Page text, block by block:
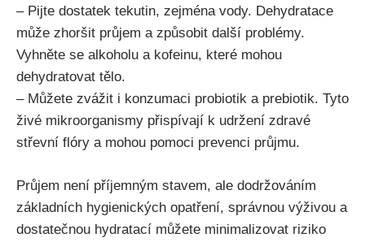
– Pijte dostatek tekutin,⁤ zejména vody. Dehydratace
může zhoršit průjem a způsobit další problémy.‌
Vyhněte ‌se alkoholu a ⁣kofeinu,‍ které mohou
dehydratovat tělo.
– Můžete zvážit i konzumaci probiotik a ⁢prebiotik. Tyto
živé ⁢mikroorganismy přispívají k udržení zdravé
střevní flóry a mohou pomoci prevenci průjmu.
Průjem není příjemným stavem, ‌ale dodržováním
základních hygienických opatření, správnou výživou a
dostatečnou hydratací můžete minimalizovat riziko